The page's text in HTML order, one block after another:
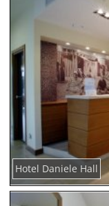
Hotel Daniele Hall